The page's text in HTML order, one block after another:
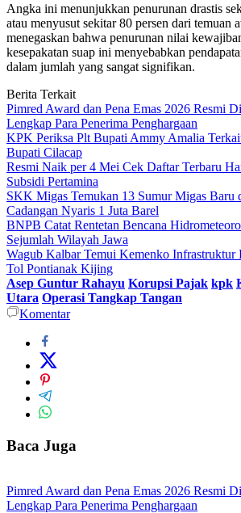
Angka ini menunjukkan penurunan drastis
atau menyusut sekitar 80 persen dari temuan
menegaskan bahwa penurunan nilai
kesepakatan suap ini menyebabkan
dalam jumlah yang sangat signifikan.
Berita Terkait
Pimred Award dan Pena Emas 2026 Resmi
Lengkap Para Penerima Penghargaan
KPK Periksa Plt Bupati Ammy Amalia
Bupati Cilacap
Resmi Naik per 4 Mei Cek Daftar Terbaru
Subsidi Pertamina
SKK Migas Temukan 13 Sumur Migas Baru
Cadangan Nyaris 1 Juta Barel
BNPB Catat Rentetan Bencana
Sejumlah Wilayah Jawa
Wagub Kalbar Temui Kemenko Infrastruktur
Tol Pontianak Kijing
Asep Guntur Rahayu Korupsi Pajak kpk
Utara Operasi Tangkap Tangan
Komentar
Baca Juga
Pimred Award dan Pena Emas 2026 Resmi
Lengkap Para Penerima Penghargaan